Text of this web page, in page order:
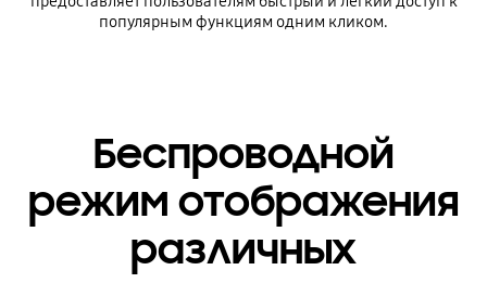
популярным функциям одним кликом.
Беспроводной
режим отображения
различных